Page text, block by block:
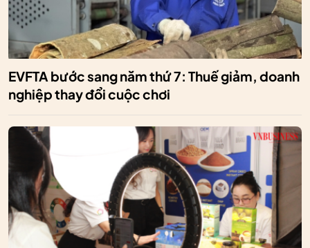
EVFTA bước sang năm thứ 7: Thuế giảm, doanh
nghiệp thay đổi cuộc chơi